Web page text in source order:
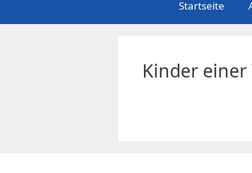
Startseite
Kinder einer